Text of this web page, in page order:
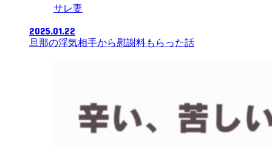
サレ妻
2025.01.22
旦那の浮気相手から慰謝料もらった話